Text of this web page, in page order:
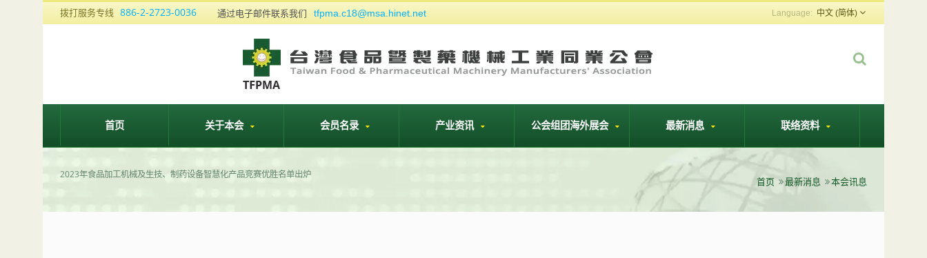
拨打服务专线 886-2-2723-0036 通过电子邮件联系我们 tfpma.c18@msa.hinet.net 中文 (简体)
首页 关于本会 会员名录 产业资讯 公会组团海外展会 最新消息 联络资料
2023年食品加工机械及生技、制药设备智慧化产品竞赛优胜名单出炉
首页 最新消息 本会讯息